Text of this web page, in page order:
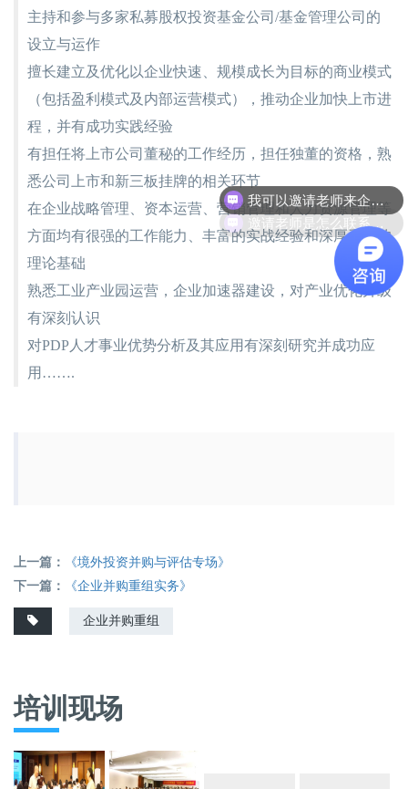
主持和参与多家私募股权投资基金公司/基金管理公司的
设立与运作
擅长建立及优化以企业快速、规模成长为目标的商业模式
（包括盈利模式及内部运营模式），推动企业加快上市进
程，并有成功实践经验
有担任将上市公司董秘的工作经历，担任独董的资格，熟
悉公司上市和新三板挂牌的相关环节
在企业战略管理、资本运营、营销管理和人力资源管理等
方面均有很强的工作能力、丰富的实战经验和深厚系统的
理论基础
熟悉工业产业园运营，企业加速器建设，对产业优化升级
有深刻认识
对PDP人才事业优势分析及其应用有深刻研究并成功应
用…….
上一篇：
《境外投资并购与评估专场》
下一篇：
《企业并购重组实务》
企业并购重组
培训现场
邀请老师是怎么联系呢？